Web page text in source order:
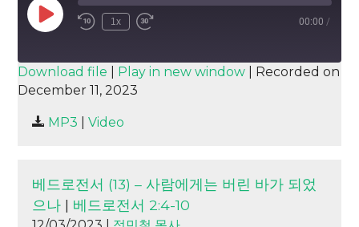
Play
Episode
1x 00:00 /
SUBSCRIBE SHARE
SHARE
LINK
Download file Play in new window
Recorded on
December 11, 2023
MP3 Video
베드로전서 (13) – 사람에게는 버린 바가 되었
으나 | 베드로전서 2:4-10